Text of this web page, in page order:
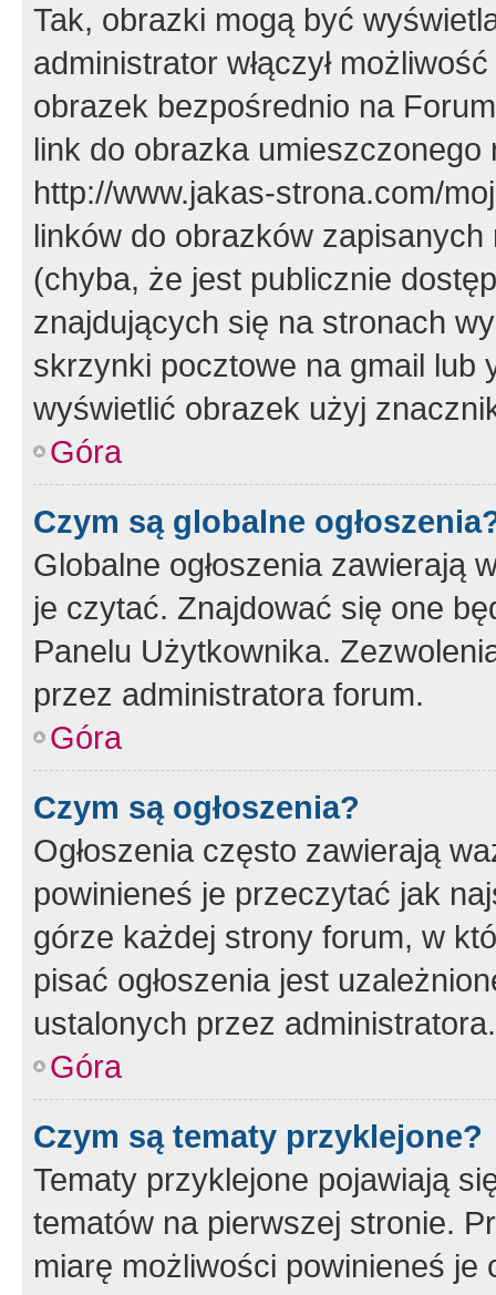
Tak, obrazki mogą być
administrator włączył
obrazek bezpośrednio na
link do obrazka
http://www.jakas-strona.com/
linków do obrazków
(chyba, że jest publicznie
znajdujących się na stronach
skrzynki pocztowe na gmail lub
wyświetlić obrazek użyj
Góra
Czym są globalne
Globalne ogłoszenia zawierają
je czytać. Znajdować się one
Panelu Użytkownika.
przez administratora forum.
Góra
Czym są ogłoszenia?
Ogłoszenia często zawierają
powinieneś je przeczytać jak
górze każdej strony forum, w
pisać ogłoszenia jest
ustalonych przez administratora.
Góra
Czym są tematy przyklejone?
Tematy przyklejone pojawiają
tematów na pierwszej stronie.
miarę możliwości powinieneś je